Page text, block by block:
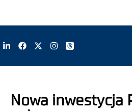
Nowa inwestycja